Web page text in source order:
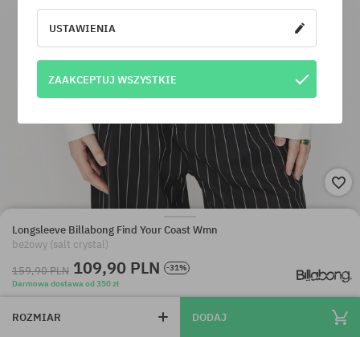
Longsleeve Billabong Find Your Coast Wmn
beżowy (salt crystal)
159,90 PLN 109,90 PLN
-31%
Darmowa dostawa od 350 zł
ROZMIAR DODAJ
USTAWIENIA
ZAAKCEPTUJ WSZYSTKIE